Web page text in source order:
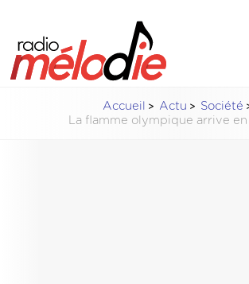
Accueil Actu
Société
La flamme olympique arrive